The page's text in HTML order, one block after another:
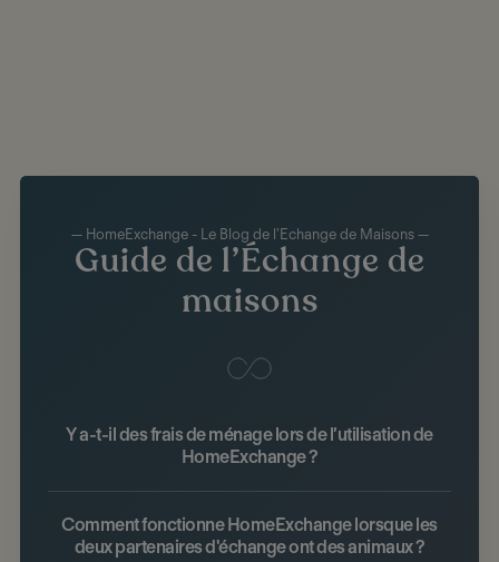
— HomeExchange - Le Blog de l'Echange de Maisons —
Guide de l’Échange de
maisons
Y a-t-il des frais de ménage lors de l’utilisation de
HomeExchange ?
Comment fonctionne HomeExchange lorsque les
deux partenaires d'échange ont des animaux ?